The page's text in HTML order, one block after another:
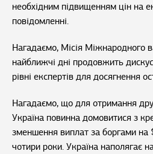
необхідним підвищенням цін на
повідомленні.
Нагадаємо, Місія
найближчі дні продовжить
рівні експертів для досягнення
Нагадаємо, що для отримання
Україна повинна домовитися з
зменшення виплат за боргами
чотири роки. Україна наполягає